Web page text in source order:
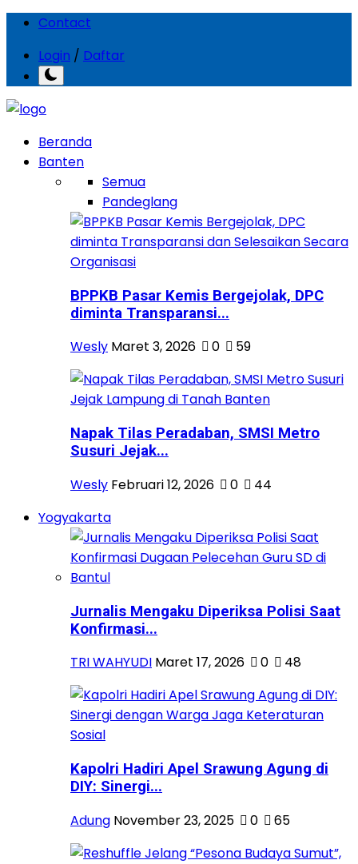
Contact
Login / Daftar
Beranda
Banten
Semua
Pandeglang
BPPKB Pasar Kemis Bergejolak, DPC
diminta Transparansi...
Wesly Maret 3, 2026 0 59
Napak Tilas Peradaban, SMSI Metro
Susuri Jejak...
Wesly Februari 12, 2026 0
44
Yogyakarta
Jurnalis Mengaku Diperiksa Polisi Saat
Konfirmasi...
TRI WAHYUDI Maret 17, 2026 0 48
Kapolri Hadiri Apel Srawung Agung di
DIY: Sinergi...
Adung November 23, 2025 0 65